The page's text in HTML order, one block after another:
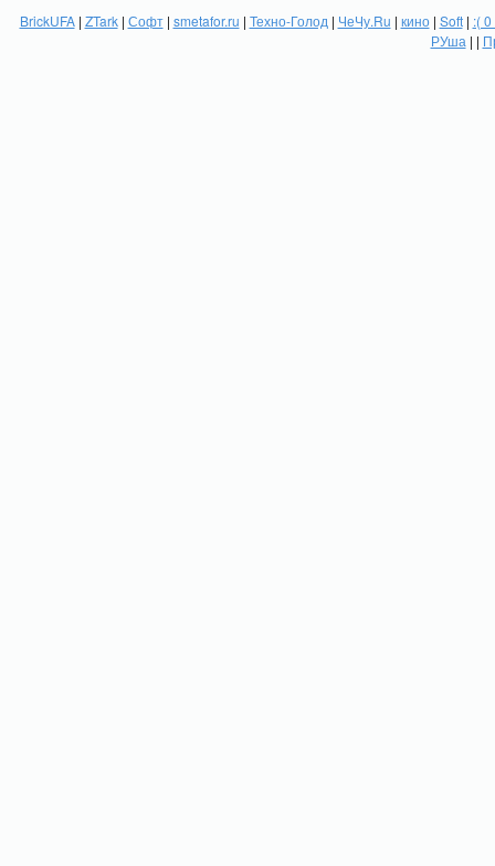
BrickUFA| ZTark| Софт| smetafor.ru | Техно-Голод | ЧеЧу.Ru | кино| Soft| :(
РУша | |